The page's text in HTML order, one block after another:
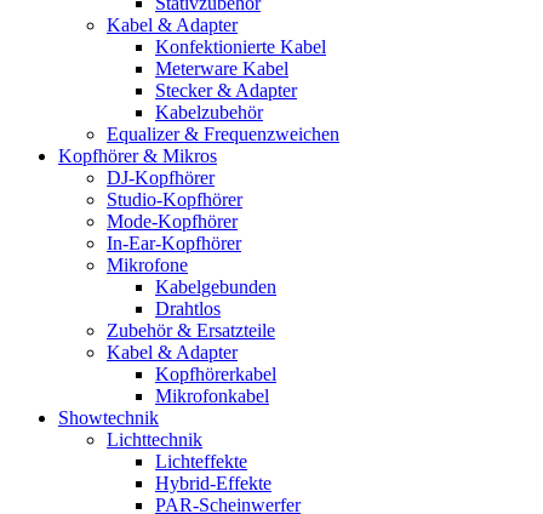
Kabel & Adapter
Konfektionierte Kabel
Meterware Kabel
Stecker & Adapter
Kabelzubehör
Equalizer & Frequenzweichen
Kopfhörer & Mikros
DJ-Kopfhörer
Studio-Kopfhörer
Mode-Kopfhörer
In-Ear-Kopfhörer
Mikrofone
Kabelgebunden
Drahtlos
Zubehör & Ersatzteile
Kabel & Adapter
Kopfhörerkabel
Mikrofonkabel
Showtechnik
Lichttechnik
Lichteffekte
Hybrid-Effekte
PAR-Scheinwerfer